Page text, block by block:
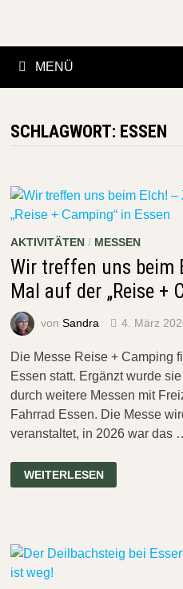
Inhalt
MENÜ
SCHLAGWORT: ESSEN
AKTIVITÄTEN/ MESSEN
Wir treffen uns beim
Mal auf der „Reise +
von Sandra 4. März
Die Messe Reise + Camping
Essen statt. Ergänzt wurde
durch weitere Messen mit
Fahrrad Essen. Die Messe
veranstaltet, in 2026 war das
WIR
TREFFEN
ERSTEN
MAL
AUF
DER
WEITERLESEN